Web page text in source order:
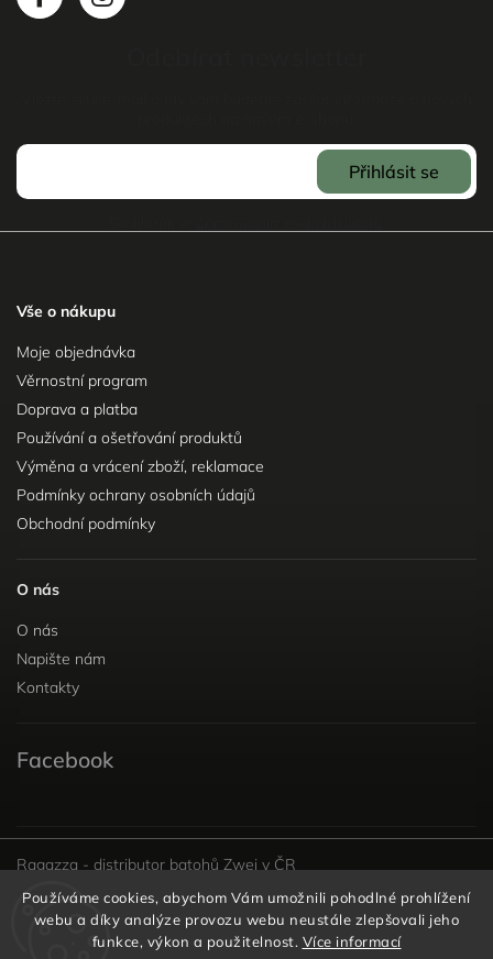
Používáme cookies, abychom Vám umožnili pohodlné prohlížení
webu a díky analýze provozu webu neustále zlepšovali jeho
funkce, výkon a použitelnost. Více informací
Přihlásit se
Vše o nákupu
Moje objednávka
Věrnostní program
Doprava a platba
Používání a ošetřování produktů
Výměna a vrácení zboží, reklamace
Podmínky ochrany osobních údajů
Obchodní podmínky
O nás
O nás
Napište nám
Kontakty
Facebook
Ragazza - distributor batohů Zwei v ČR